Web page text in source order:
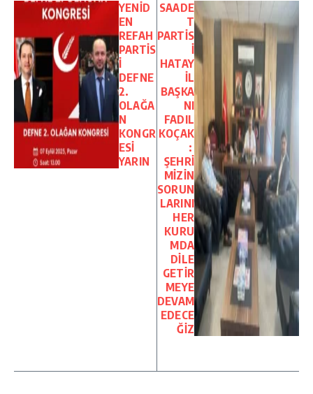
YENİD
EN
REFAH
PARTİS
İ
DEFNE
2.
OLAĞA
N
KONGR
ESİ
YARIN
SAADE
T
PARTİS
İ
HATAY
İL
BAŞKA
NI
FADIL
KOÇAK
:
ŞEHRİ
MİZİN
SORUN
LARINI
HER
KURU
MDA
DİLE
GETİR
MEYE
DEVAM
EDECE
ĞİZ